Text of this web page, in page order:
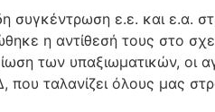
συγκέντρωση ε.ε. και ε.α.
η αντίθεσή τους στο
των υπαξιωματικών, οι
που ταλανίζει όλους μας